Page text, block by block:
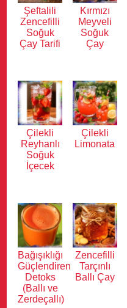
Şeftalili
Zencefilli
Soğuk
Çay Tarifi
Kırmızı
Meyveli
Soğuk
Çay
Çilekli
Reyhanlı
Soğuk
İçecek
Çilekli
Limonata
Bağışıklığı
Güçlendiren
Detoks
(Ballı ve
Zerdeçallı)
Zencefilli
Tarçınlı
Ballı Çay